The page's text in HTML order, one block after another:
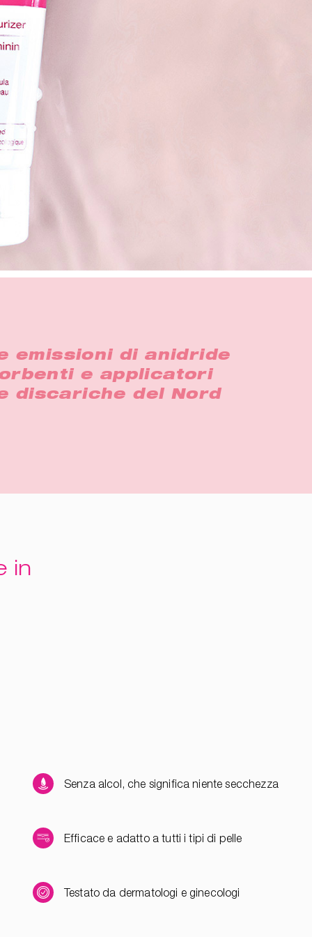
emissioni di anidride
e applicatori
discariche del Nord
in
Senza alcol, che significa niente secchezza
Efficace e adatto a tutti i tipi di pelle
Testato da dermatologi e ginecologi